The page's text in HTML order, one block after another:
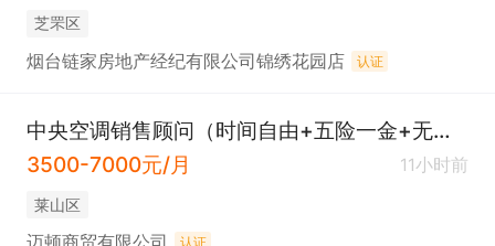
芝罘区
烟台链家房地产经纪有限公司锦绣花园店 认证
中央空调销售顾问（时间自由+五险一金+无责底薪）
3500-7000元/月
11小时前
莱山区
认证